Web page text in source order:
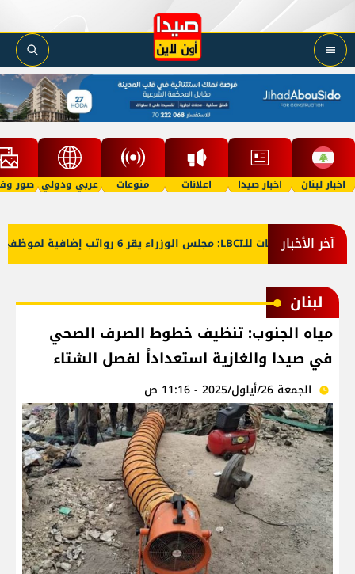
اخبار لبنان اخبار صيدا اعلانات منوعات عربي ودولي صور
آخر الأخبار
معلومات للـLBCI: مجلس الوزراء يقر 6 رواتب إضافية لموظفي القطاع العام وصرف الفروقات بأثر رجعي منذ آذار
لبنان
مياه الجنوب: تنظيف خطوط الصرف الصحي
في صيدا والغازية استعداداً لفصل الشتاء
الجمعة 26/أيلول/2025 - 11:16 ص